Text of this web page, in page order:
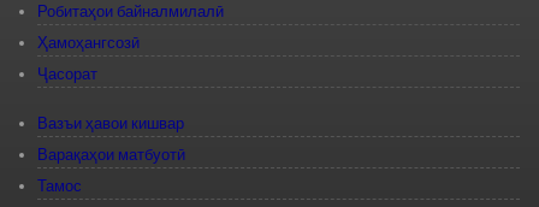
Робитаҳои байналмилалӣ
Ҳамоҳангсозӣ
Ҷасорат
Вазъи ҳавои кишвар
Варақаҳои матбуотӣ
Тамос